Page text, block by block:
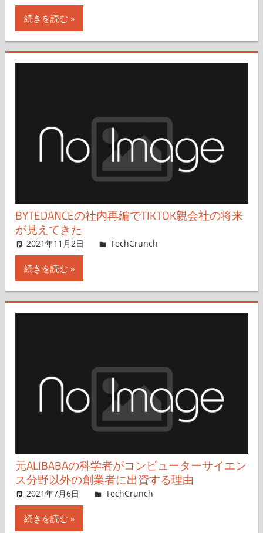
続きを読む
BYTEDANCEの社内再編でTIKTOK親会社の将来
が見えてきた
2021年11月2日 Rita Liao,Nariko Mizoguchi
TechCrunch
続きを読む
元ALIBABAの科学者がコンピューターサイエン
ス分野以外の創業者に出資する理由
2021年7月6日 Rita Liao,Nariko Mizoguchi
TechCrunch
続きを読む